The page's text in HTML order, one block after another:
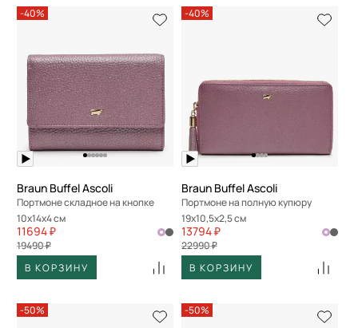
-40%
Braun Buffel Ascoli
Портмоне складное на кнопке
10x14x4 см
11694 ₽
19490 ₽
В КОРЗИНУ
-40%
Braun Buffel Ascoli
Портмоне на полную купюру
19x10,5x2,5 см
13794 ₽
22990 ₽
В КОРЗИНУ
-50% -50%